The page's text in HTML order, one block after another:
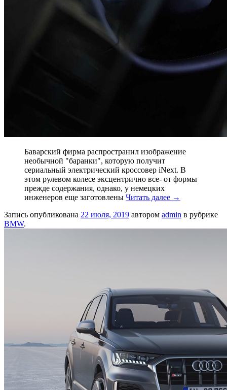
Баварский фирма распространил изображение
необычной "баранки", которую получит
сериальный электрический кроссовер iNext. В
этом рулевом колесе эксцентрично все- от формы
прежде содержания, однако, у немецких
инженеров еще заготовлены Читать далее →
Запись опубликована 22 июля, 2019 автором admin в рубрике
BMW.